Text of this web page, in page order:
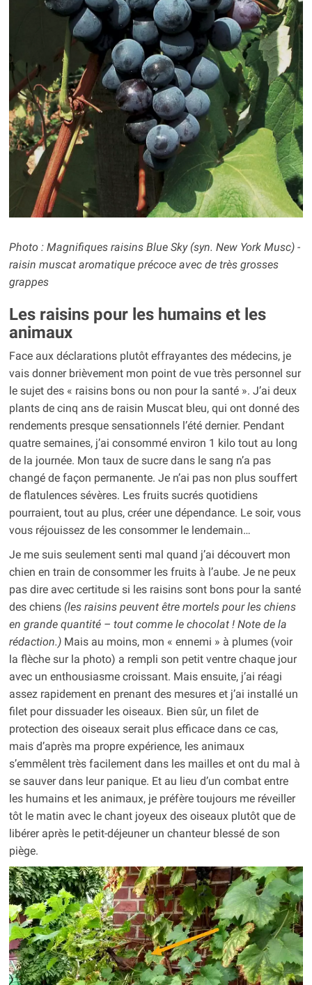
Photo : Magnifiques raisins Blue Sky (syn. New York Musc) -
raisin muscat aromatique précoce avec de très grosses
grappes
Les raisins pour les humains et les
animaux
Face aux déclarations plutôt effrayantes des médecins, je
vais donner brièvement mon point de vue très personnel sur
le sujet des « raisins bons ou non pour la santé ». J’ai deux
plants de cinq ans de raisin Muscat bleu, qui ont donné des
rendements presque sensationnels l’été dernier. Pendant
quatre semaines, j’ai consommé environ 1 kilo tout au long
de la journée. Mon taux de sucre dans le sang n’a pas
changé de façon permanente. Je n’ai pas non plus souffert
de flatulences sévères. Les fruits sucrés quotidiens
pourraient, tout au plus, créer une dépendance. Le soir, vous
vous réjouissez de les consommer le lendemain…
Je me suis seulement senti mal quand j’ai découvert mon
chien en train de consommer les fruits à l’aube. Je ne peux
pas dire avec certitude si les raisins sont bons pour la santé
des chiens (les raisins peuvent être mortels pour les chiens
en grande quantité – tout comme le chocolat ! Note de la
rédaction.)Mais au moins, mon « ennemi » à plumes (voir
la flèche sur la photo) a rempli son petit ventre chaque jour
avec un enthousiasme croissant. Mais ensuite, j’ai réagi
assez rapidement en prenant des mesures et j’ai installé un
filet pour dissuader les oiseaux. Bien sûr, un filet de
protection des oiseaux serait plus efficace dans ce cas,
mais d’après ma propre expérience, les animaux
s’emmêlent très facilement dans les mailles et ont du mal à
se sauver dans leur panique. Et au lieu d’un combat entre
les humains et les animaux, je préfère toujours me réveiller
tôt le matin avec le chant joyeux des oiseaux plutôt que de
libérer après le petit-déjeuner un chanteur blessé de son
piège.